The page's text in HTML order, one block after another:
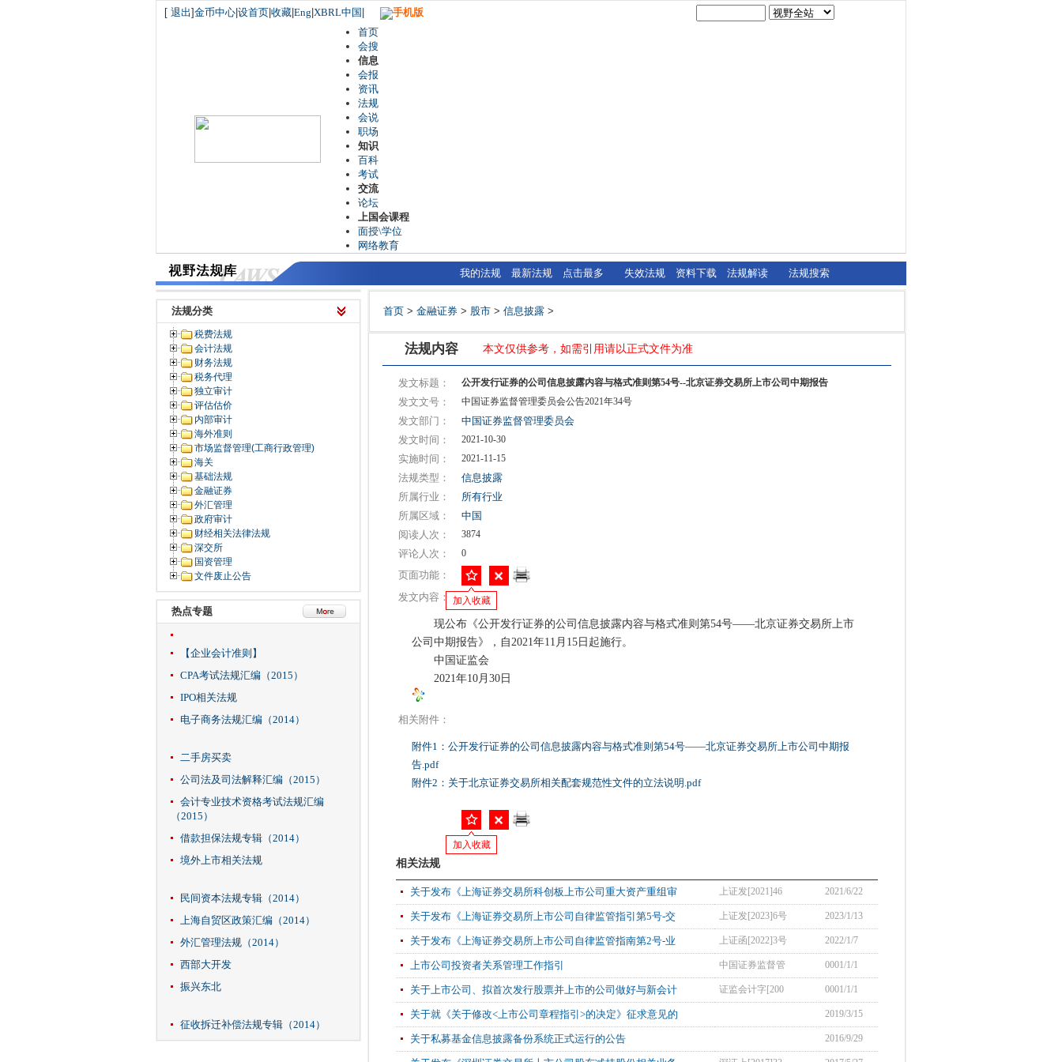
[ 退出]金币中心 设首页 收藏 Eng XBRL中国
手机版
首页
会搜
信息
会报
资讯
法规
会说
职场
知识
百科
考试
交流
论坛
上国会课程
面授\学位
网络教育
我的法规 最新法规 点击最多 失效法规 资料下载 法规解读 法规搜索
法规分类
税费法规
会计法规
财务法规
税务代理
独立审计
评估估价
内部审计
海外准则
市场监督管理(工商行政管理)
海关
基础法规
金融证券
外汇管理
政府审计
财经相关法律法规
深交所
国资管理
文件废止公告
热点专题
【企业会计准则】
CPA考试法规汇编（2015）
IPO相关法规
电子商务法规汇编（2014）
二手房买卖
公司法及司法解释汇编（2015）
会计专业技术资格考试法规汇编
（2015）
借款担保法规专辑（2014）
境外上市相关法规
民间资本法规专辑（2014）
上海自贸区政策汇编（2014）
外汇管理法规（2014）
西部大开发
振兴东北
征收拆迁补偿法规专辑（2014）
首页 > 金融证券 > 股市 > 信息披露 >
法规内容 本文仅供参考，如需引用请以正式文件为准
发文标题： 公开发行证券的公司信息披露内容与格式准则第54号--北京证券交易所上市公司中期报告
发文文号： 中国证券监督管理委员会公告2021年34号
发文部门：
中国证券监督管理委员会
发文时间：
2021-10-30
实施时间： 2021-11-15
法规类型：
信息披露
所属行业：
所有行业
所属区域：
中国
阅读人次：
3874
评论人次： 0
页面功能：
加入收藏
发文内容：
现公布《公开发行证券的公司信息披露内容与格式准则第54号——北京证券交易所上市
公司中期报告》，自2021年11月15日起施行。
中国证监会
2021年10月30日
相关附件：
附件1：公开发行证券的公司信息披露内容与格式准则第54号——北京证券交易所上市公司中期报
告.pdf
附件2：关于北京证券交易所相关配套规范性文件的立法说明.pdf
加入收藏
相关法规
关于发布《上海证券交易所科创板上市公司重大资产重组审 上证发[2021]46 2021/6/22
关于发布《上海证券交易所上市公司自律监管指引第5号-交 上证发[2023]6号 2023/1/13
关于发布《上海证券交易所上市公司自律监管指南第2号-业 上证函[2022]3号 2022/1/7
上市公司投资者关系管理工作指引 中国证券监督管 0001/1/1
关于上市公司、拟首次发行股票并上市的公司做好与新会计 证监会计字[200 0001/1/1
关于就《关于修改<上市公司章程指引>的决定》征求意见的 2019/3/15
关于私募基金信息披露备份系统正式运行的公告 2016/9/29